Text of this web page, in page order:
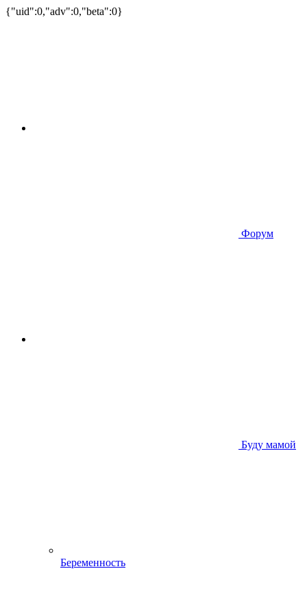
{"uid":0,"adv":0,"beta":0}
Форум
Буду мамой
Беременность